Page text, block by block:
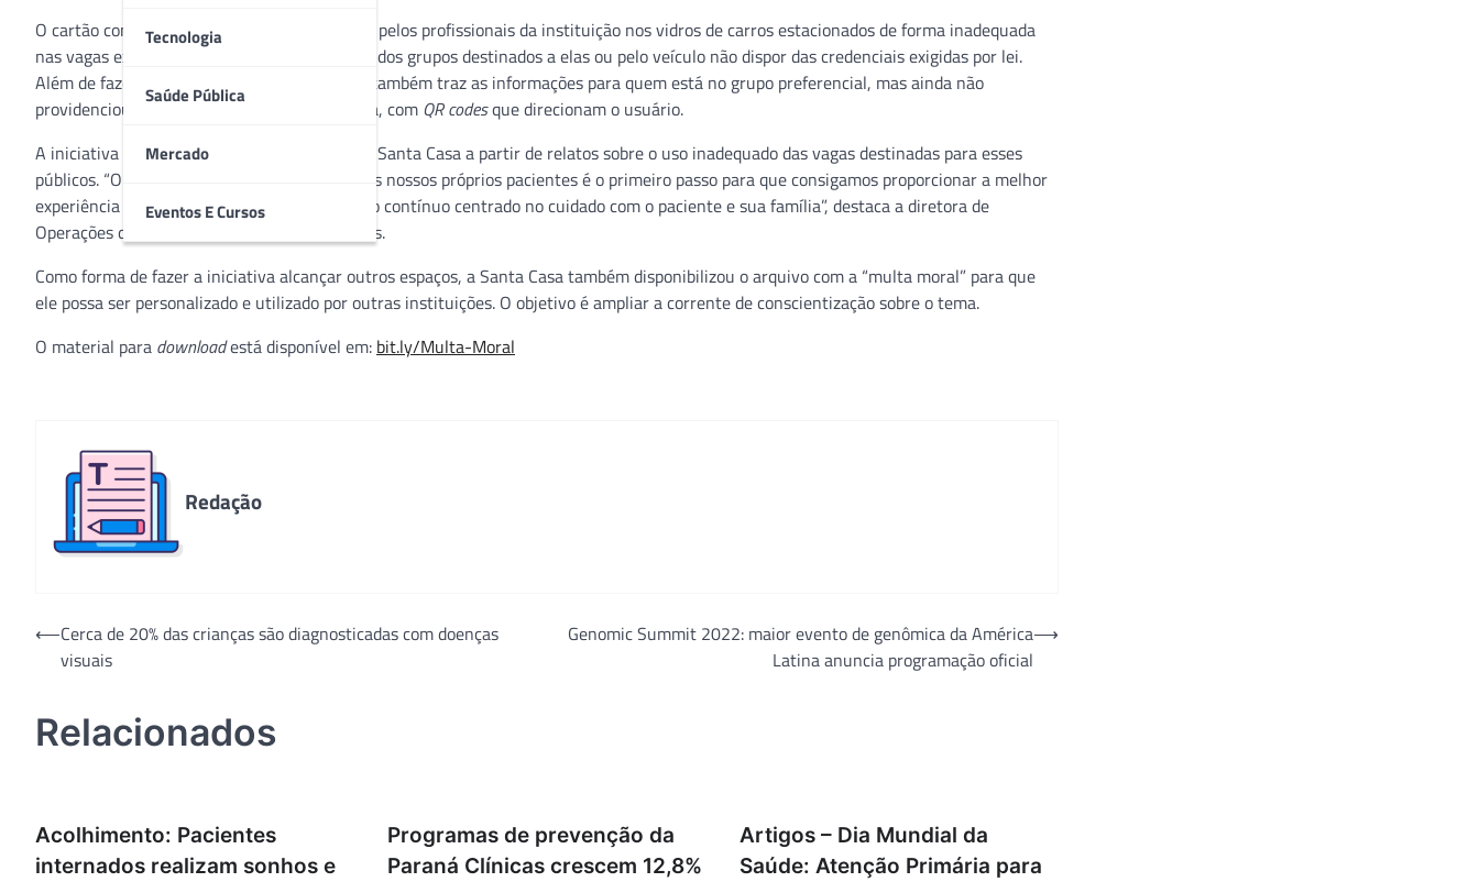
Tecnologia
Saúde Pública
Mercado
Eventos E Cursos
O cartão com a “multa” passou a ser colocado pelos profissionais da instituição nos vidros de carros estacionados de forma inadequada
nas vagas exclusivas: seja por não fazer parte dos grupos destinados a elas ou pelo veículo não dispor das credenciais exigidas por lei.
Além de fazer refletir sobre a atitude, a peça também traz as informações para quem está no grupo preferencial, mas ainda não
providenciou sua credencial junto a prefeitura, com QR codesque direcionam o usuário.
A iniciativa é um compromisso assumido pela Santa Casa a partir de relatos sobre o uso inadequado das vagas destinadas para esses
públicos. “Ouvir as necessidades trazidas pelos nossos próprios pacientes é o primeiro passo para que consigamos proporcionar a melhor
experiência dentro da instituição, um trabalho contínuo centrado no cuidado com o paciente e sua família”, destaca a diretora de
Operações da Santa Casa, Gisele Nader Bastos.
Como forma de fazer a iniciativa alcançar outros espaços, a Santa Casa também disponibilizou o arquivo com a “multa moral” para que
ele possa ser personalizado e utilizado por outras instituições. O objetivo é ampliar a corrente de conscientização sobre o tema.
O material para downloadestá disponível em: bit.ly/Multa-Moral
Redação
Navegação
⟵Cerca de 20% das crianças são diagnosticadas com doenças
visuais
Genomic Summit 2022: maior evento de genômica da América
Latina anuncia programação oficial
⟶
Relacionados
Acolhimento: Pacientes
internados realizam sonhos e
Programas de prevenção da
Paraná Clínicas crescem 12,8%
Artigos – Dia Mundial da
Saúde: Atenção Primária para